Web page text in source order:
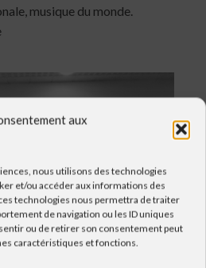
aux
nous utilisons des technologies
et/ou accéder aux informations des
technologies nous permettra de traiter
de navigation ou les ID uniques
ou de retirer son consentement peut
caractéristiques et fonctions.
musique du monde.